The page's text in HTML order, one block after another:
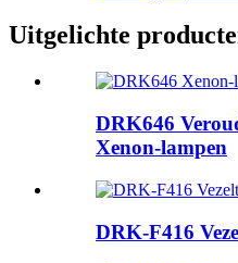
Uitgelichte
DRK646
Xenon-lampen
DRK-F416